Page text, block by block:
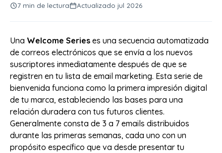
7 min de lectura Actualizado jul 2026
Una Welcome Series es una secuencia automatizada
de correos electrónicos que se envía a los nuevos
suscriptores inmediatamente después de que se
registren en tu lista de email marketing. Esta serie de
bienvenida funciona como la primera impresión digital
de tu marca, estableciendo las bases para una
relación duradera con tus futuros clientes.
Generalmente consta de 3 a 7 emails distribuidos
durante las primeras semanas, cada uno con un
propósito específico que va desde presentar tu